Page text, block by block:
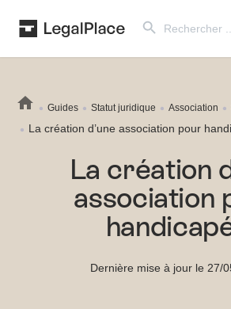
for:
Guides Statut juridique Association
La création d’une association pour
La création
association
Dernière mise à jour le 27/